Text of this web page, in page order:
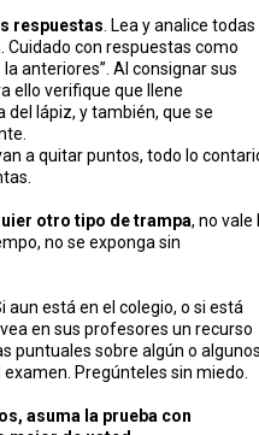
respuestas . Lea y analice todas
Cuidado con respuestas como
anteriores”. Al consignar sus
ello verifique que llene
lápiz, y también, que se
a quitar puntos, todo lo
otro tipo de trampa, no vale
no se exponga sin
aun está en el colegio, o si está
en sus profesores un recurso
puntuales sobre algún o
Pregúnteles sin miedo.
asuma la prueba con